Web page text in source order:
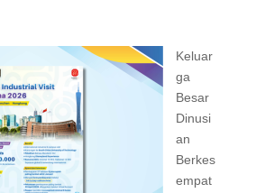
Keluar
ga
Besar
Dinusi
an
Berkes
empat